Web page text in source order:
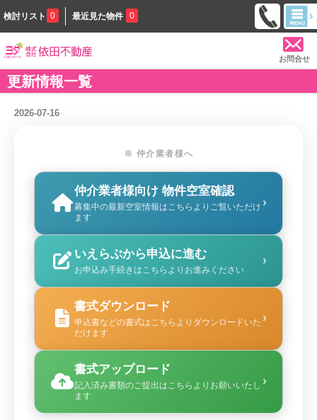
検討リスト 0 最近見た物件 0
お問合せ
更新情報一覧
2026-07-16
※ 仲介業者様へ
仲介業者様向け 物件空室確認
募集中の最新空室情報はこちらよりご覧いただけ
ます
›
いえらぶから申込に進む
お申込み手続きはこちらよりお進みください
›
書式ダウンロード
申込書などの書式はこちらよりダウンロードいた
だけます
›
書式アップロード
記入済み書類のご提出はこちらよりお願いいたし
ます
›